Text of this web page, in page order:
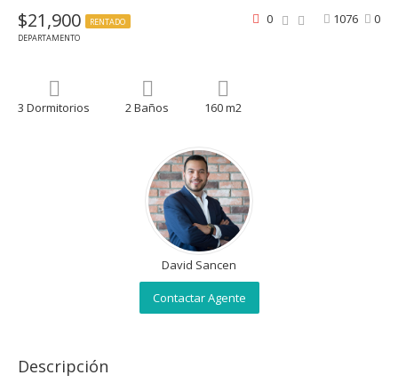
$21,900
RENTADO
DEPARTAMENTO
1076 0
0
3 Dormitorios 2 Baños 160 m2
David Sancen
Contactar Agente
Descripción